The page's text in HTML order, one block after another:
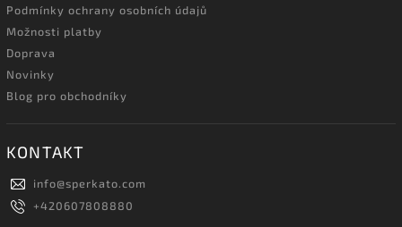
Podmínky ochrany osobních údajů
Možnosti platby
Doprava
Novinky
Blog pro obchodníky
KONTAKT
info@sperkato.com
+420607808880